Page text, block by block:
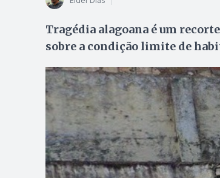
Tragédia alagoana é um
sobre a condição limite de